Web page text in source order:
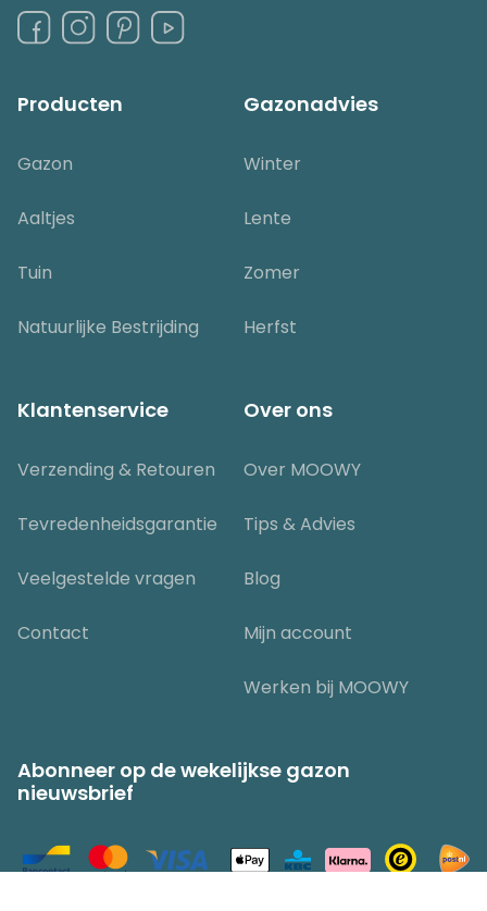
Producten
Gazon
Aaltjes
Tuin
Natuurlijke Bestrijding
Gazonadvies
Winter
Lente
Zomer
Herfst
Klantenservice
Verzending & Retouren
Tevredenheidsgarantie
Veelgestelde vragen
Contact
Over ons
Over MOOWY
Tips & Advies
Blog
Mijn account
Werken bij MOOWY
Abonneer op de wekelijkse gazon
nieuwsbrief